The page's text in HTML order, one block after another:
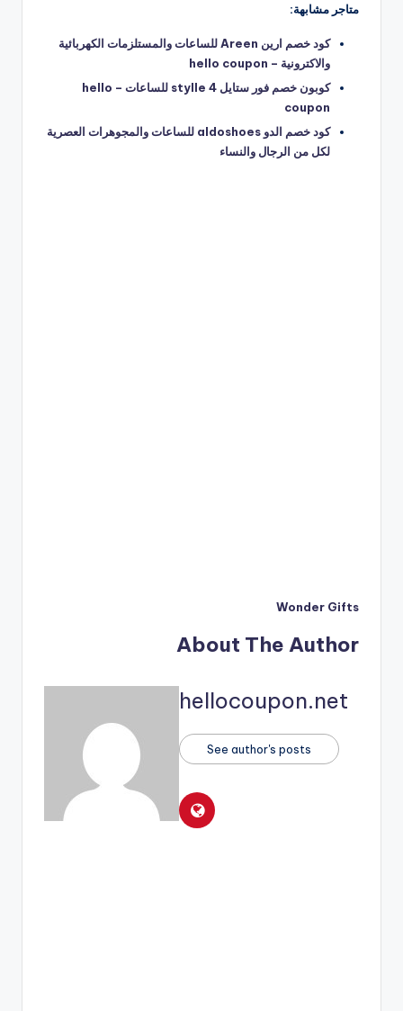
متاجر مشابهة:
كود خصم ارين Areen للساعات والمستلزمات الكهربائية
والاكترونية – hello coupon
كوبون خصم فور ستايل 4 stylle للساعات – hello
coupon
كود خصم الدو aldoshoes للساعات والمجوهرات العصرية
لكل من الرجال والنساء
Wonder Gifts
About The Author
hellocoupon.net
See author's posts